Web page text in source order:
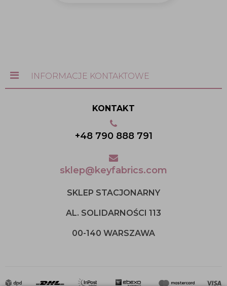
INFORMACJE KONTAKTOWE
KONTAKT
+48 790 888 791
sklep@keyfabrics.com
SKLEP STACJONARNY
AL. SOLIDARNOŚCI 113
00-140 WARSZAWA